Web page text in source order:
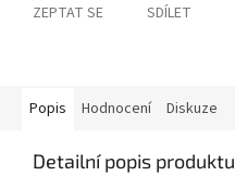
ZEPTAT SE SDÍLET
Popis Hodnocení Diskuze
Detailní popis produktu